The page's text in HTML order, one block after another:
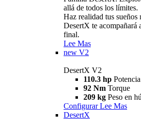
allá de todos los límites.
Haz realidad tus sueños
DesertX te acompañará
final.
Lee Mas
new V2
DesertX V2
110.3 hp Potencia
92 Nm Torque
209 kg Peso en
Configurar Lee Mas
DesertX